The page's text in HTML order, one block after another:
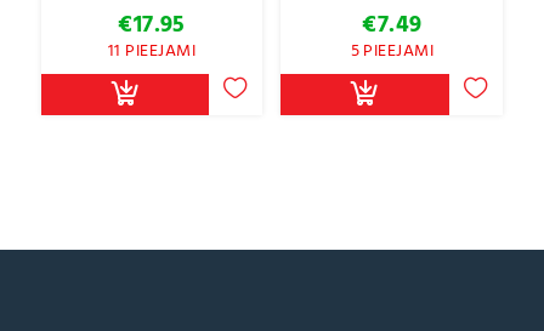
€17.95
11 PIEEJAMI
€7.49
5 PIEEJAMI